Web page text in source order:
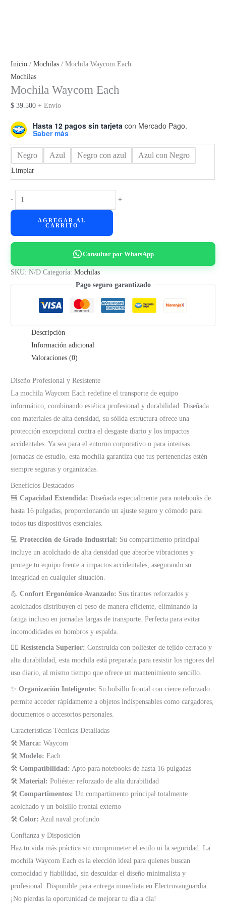
Inicio /Mochilas / Mochila Waycom Each
Mochilas
Mochila Waycom Each
$ 39.500 + Envío
Hasta 12 pagos sin tarjeta con Mercado Pago.
Saber más
Negro Azul Negro con azul Azul con Negro
Limpiar
-
Mochila
Waycom
+
AGREGAR AL
CARRITO
Consultar por WhatsApp
SKU:N/D Categoría:Mochilas
Pago seguro garantizado
Descripción
Información adicional
Valoraciones (0)
Diseño Profesional y Resistente
La mochila Waycom Each redefine el transporte de equipo
informático, combinando estética profesional y durabilidad. Diseñada
con materiales de alta densidad, su sólida estructura ofrece una
protección excepcional contra el desgaste diario y los impactos
accidentales. Ya sea para el entorno corporativo o para intensas
jornadas de estudio, esta mochila garantiza que tus pertenencias estén
siempre seguras y organizadas.
Beneficios Destacados
🎒Capacidad Extendida: Diseñada especialmente para notebooks de
hasta 16 pulgadas, proporcionando un ajuste seguro y cómodo para
todos tus dispositivos esenciales.
💻Protección de Grado Industrial: Su compartimento principal
incluye un acolchado de alta densidad que absorbe vibraciones y
protege tu equipo frente a impactos accidentales, asegurando su
integridad en cualquier situación.
💪Confort Ergonómico Avanzado: Sus tirantes reforzados y
acolchados distribuyen el peso de manera eficiente, eliminando la
fatiga incluso en jornadas largas de transporte. Perfecta para evitar
incomodidades en hombros y espalda.
🧘‍♂️Resistencia Superior: Construida con poliéster de tejido cerrado y
alta durabilidad, esta mochila está preparada para resistir los rigores del
uso diario, al mismo tiempo que ofrece un mantenimiento sencillo.
✨Organización Inteligente: Su bolsillo frontal con cierre reforzado
permite acceder rápidamente a objetos indispensables como cargadores,
documentos o accesorios personales.
Características Técnicas Detalladas
🛠️Marca: Waycom
🛠️Modelo: Each
🛠️Compatibilidad: Apto para notebooks de hasta 16 pulgadas
🛠️Material: Poliéster reforzado de alta durabilidad
🛠️Compartimentos: Un compartimento principal totalmente
acolchado y un bolsillo frontal externo
🛠️Color: Azul naval profundo
Confianza y Disposición
Haz tu vida más práctica sin comprometer el estilo ni la seguridad. La
mochila Waycom Each es la elección ideal para quienes buscan
comodidad y fiabilidad, sin descuidar el diseño minimalista y
profesional. Disponible para entrega inmediata en Electrovanguardia.
¡No pierdas la oportunidad de mejorar tu día a día!